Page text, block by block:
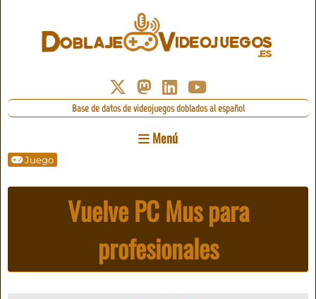
Base de datos de videojuegos doblados al español
Menú
Juego
Vuelve PC Mus para
profesionales